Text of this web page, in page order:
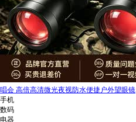
唱会 高倍高清微光夜视防水便捷户外望眼镜
手机
数码
电器